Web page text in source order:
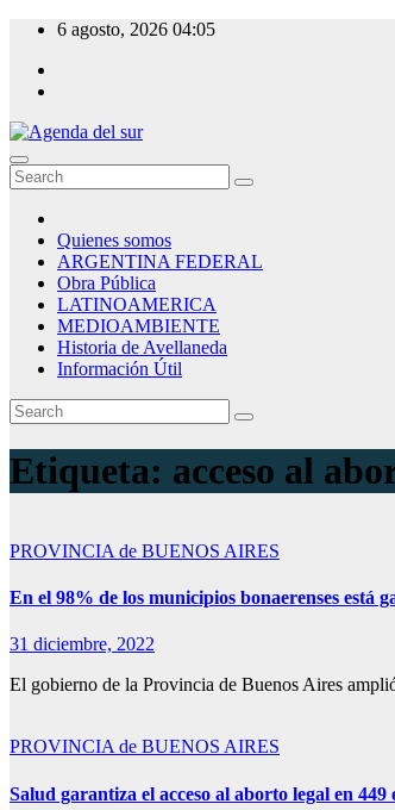
Skip
content
6 agosto, 2026 04:05
Agenda del sur
Quienes somos
ARGENTINA FEDERAL
Obra Pública
LATINOAMERICA
MEDIOAMBIENTE
Historia de Avellaneda
Información Útil
Etiqueta: acceso al
PROVINCIA de BUENOS AIRES
En el 98% de los municipios bonaerenses está
31 diciembre, 2022
El gobierno de la Provincia de Buenos Aires
PROVINCIA de BUENOS AIRES
Salud garantiza el acceso al aborto legal en